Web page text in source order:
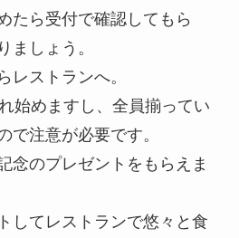
たら受付で確認してもら
ましょう。
レストランへ。
始めますし、全員揃ってい
で注意が必要です。
念のプレゼントをもらえま
してレストランで悠々と食